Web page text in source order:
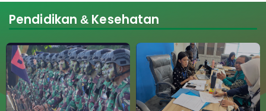
Pendidikan & Kesehatan